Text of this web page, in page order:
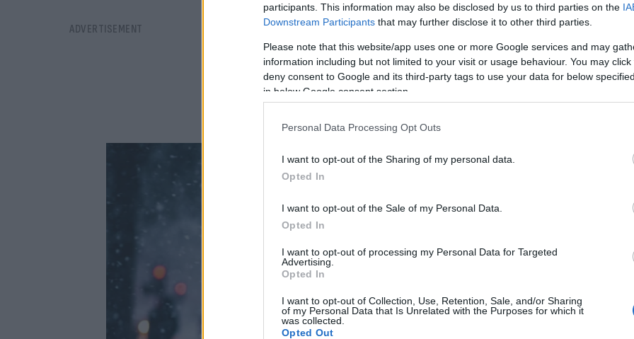
participants. This information may also be disclosed by us to third parties on the
Downstream Participants that may further disclose it to other third parties.
Please note that this website/app uses one or more Google services and may
information including but not limited to your visit or usage behaviour. You may
deny consent to Google and its third-party tags to use your data for below
in below Google consent section.
Personal Data Processing Opt Outs
I want to opt-out of the Sharing of my personal data.
Opted In
I want to opt-out of the Sale of my Personal Data.
Opted In
I want to opt-out of processing my Personal Data for Targeted
Advertising.
Opted In
I want to opt-out of Collection, Use, Retention, Sale, and/or Sharing
of my Personal Data that Is Unrelated with the Purposes for which it
was collected.
Opted Out